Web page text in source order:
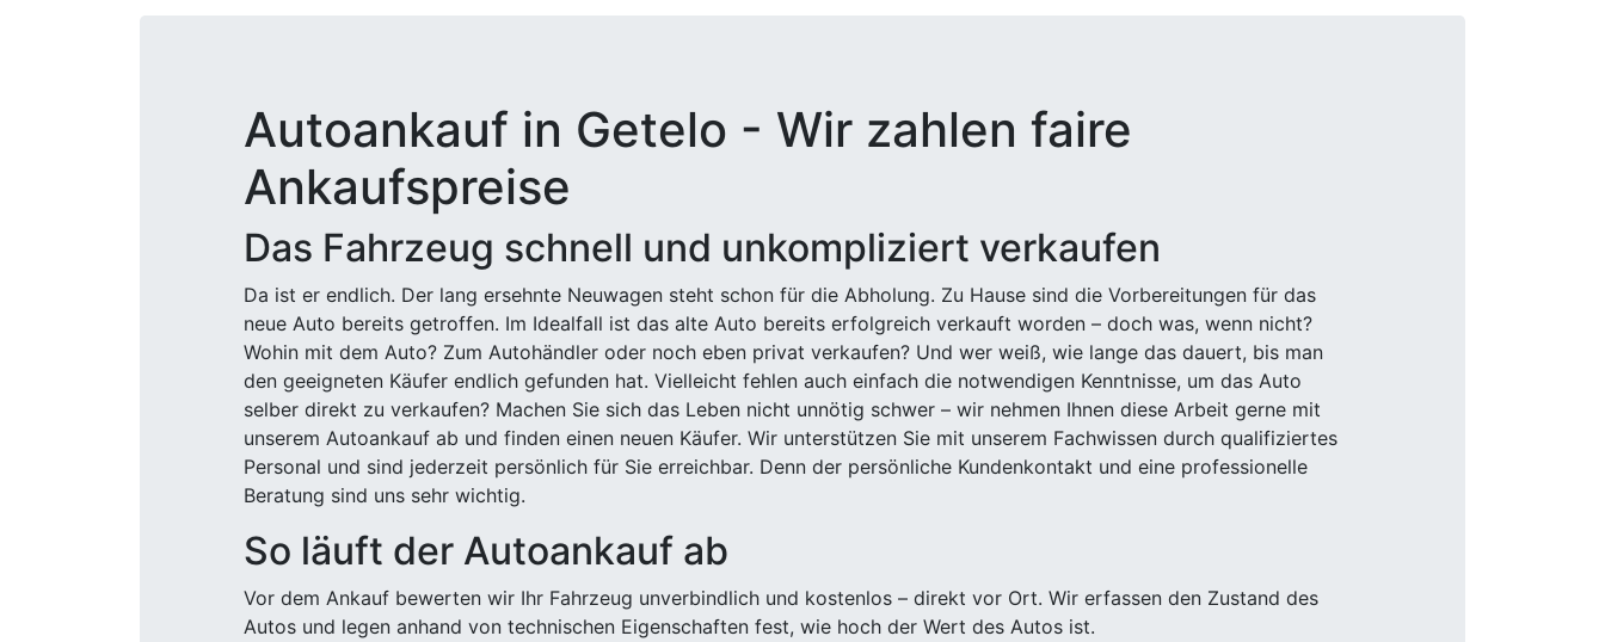
Autoankauf in Getelo - Wir zahlen faire
Ankaufspreise
Das Fahrzeug schnell und unkompliziert verkaufen
Da ist er endlich. Der lang ersehnte Neuwagen steht schon für die Abholung. Zu Hause sind die Vorbereitungen für das
neue Auto bereits getroffen. Im Idealfall ist das alte Auto bereits erfolgreich verkauft worden – doch was, wenn nicht?
Wohin mit dem Auto? Zum Autohändler oder noch eben privat verkaufen? Und wer weiß, wie lange das dauert, bis man
den geeigneten Käufer endlich gefunden hat. Vielleicht fehlen auch einfach die notwendigen Kenntnisse, um das Auto
selber direkt zu verkaufen? Machen Sie sich das Leben nicht unnötig schwer – wir nehmen Ihnen diese Arbeit gerne mit
unserem Autoankauf ab und finden einen neuen Käufer. Wir unterstützen Sie mit unserem Fachwissen durch qualifiziertes
Personal und sind jederzeit persönlich für Sie erreichbar. Denn der persönliche Kundenkontakt und eine professionelle
Beratung sind uns sehr wichtig.
So läuft der Autoankauf ab
Vor dem Ankauf bewerten wir Ihr Fahrzeug unverbindlich und kostenlos – direkt vor Ort. Wir erfassen den Zustand des
Autos und legen anhand von technischen Eigenschaften fest, wie hoch der Wert des Autos ist.